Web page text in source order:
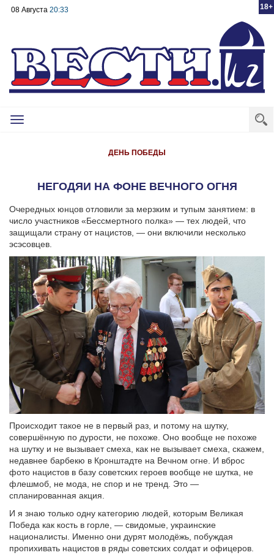
18+
08 Августа 20:33
Toggle
ДЕНЬ ПОБЕДЫ
НЕГОДЯИ НА ФОНЕ ВЕЧНОГО ОГНЯ
Очередных юнцов отловили за мерзким и тупым занятием: в
число участников «Бессмертного полка» — тех людей, что
защищали страну от нацистов, — они включили несколько
эсэсовцев.
Происходит такое не в первый раз, и потому на шутку,
совершённую по дурости, не похоже. Оно вообще не похоже
на шутку и не вызывает смеха, как не вызывает смеха, скажем,
недавнее барбекю в Кронштадте на Вечном огне. И вброс
фото нацистов в базу советских героев вообще не шутка, не
флешмоб, не мода, не спор и не тренд. Это —
спланированная акция.
И я знаю только одну категорию людей, которым Великая
Победа как кость в горле, — свидомые, украинские
националисты. Именно они дурят молодёжь, побуждая
пропихивать нацистов в ряды советских солдат и офицеров.